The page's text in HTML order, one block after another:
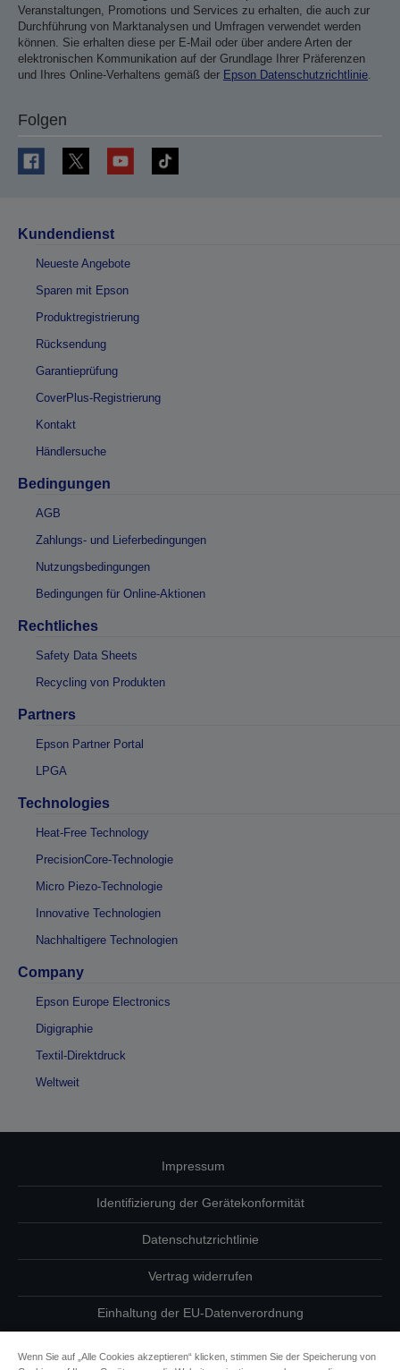
Veranstaltungen, Promotions und Services zu erhalten, die auch zur
Durchführung von Marktanalysen und Umfragen verwendet werden
können. Sie erhalten diese per E-Mail oder über andere Arten der
elektronischen Kommunikation auf der Grundlage Ihrer Präferenzen
und Ihres Online-Verhaltens gemäß der Epson Datenschutzrichtlinie.
Folgen
Kundendienst
Neueste Angebote
Sparen mit Epson
Produktregistrierung
Rücksendung
Garantieprüfung
CoverPlus-Registrierung
Kontakt
Händlersuche
Bedingungen
AGB
Zahlungs- und Lieferbedingungen
Nutzungsbedingungen
Bedingungen für Online-Aktionen
Rechtliches
Safety Data Sheets
Recycling von Produkten
Partners
Epson Partner Portal
LPGA
Technologies
Heat-Free Technology
PrecisionCore-Technologie
Micro Piezo-Technologie
Innovative Technologien
Nachhaltigere Technologien
Company
Epson Europe Electronics
Digigraphie
Textil-Direktdruck
Weltweit
Impressum
Identifizierung der Gerätekonformität
Datenschutzrichtlinie
Vertrag widerrufen
Einhaltung der EU-Datenverordnung
Fragen zum Datenschutz
Wenn Sie auf „Alle Cookies akzeptieren“ klicken, stimmen Sie der Speicherung von